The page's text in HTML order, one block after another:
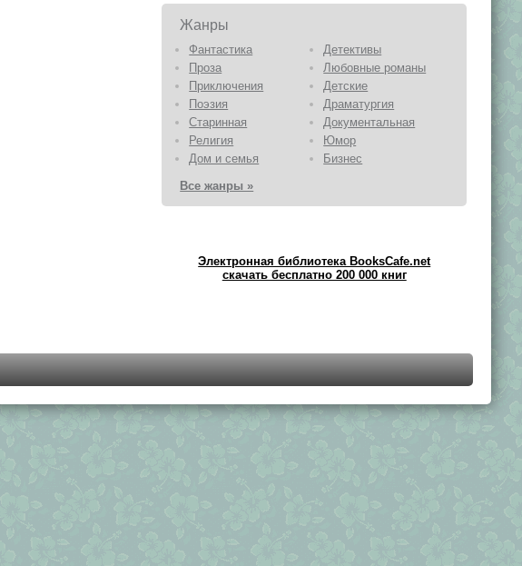
Жанры
Фантастика
Детективы
Проза
Любовные романы
Приключения
Детские
Поэзия
Драматургия
Старинная
Документальная
Религия
Юмор
Дом и семья
Бизнес
Все жанры »
Электронная библиотека BooksCafe.net
скачать бесплатно 200 000 книг